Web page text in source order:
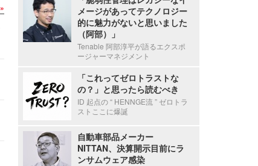
メージがあってテクノロジー
的に魅力がないと思いました
（阿部）」
Tenable 阿部淳平が語るエクスポ
ージャーマネジメント
「これってゼロトラストな
の？」と思ったら読むべき
ID 起点の “ HENNGE流 ” ゼロトラ
ストここに爆誕
自動車部品メーカー
NITTAN、決算開示目前にラ
ンサムウェア感染